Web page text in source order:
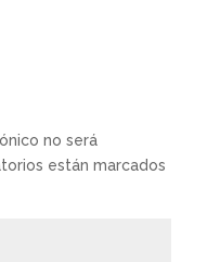
no será
están marcados